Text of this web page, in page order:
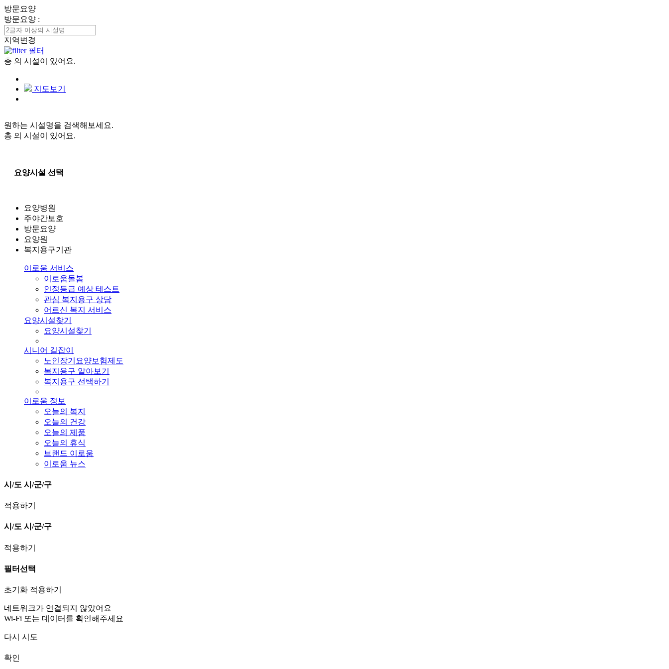
방문요양
방문요양 :
지역변경
필터
총 의 시설이 있어요.
지도보기
원하는 시설명을 검색해보세요.
총 의 시설이 있어요.
요양시설 선택
요양병원
주야간보호
방문요양
요양원
복지용구기관
이로움 서비스
이로움돌봄
인정등급 예상 테스트
관심 복지용구 상담
어르신 복지 서비스
요양시설찾기
요양시설찾기
시니어 길잡이
노인장기요양보험제도
복지용구 알아보기
복지용구 선택하기
이로움 정보
오늘의 복지
오늘의 건강
오늘의 제품
오늘의 휴식
브랜드 이로움
이로움 뉴스
시/도 시/군/구
적용하기
시/도 시/군/구
적용하기
필터선택
초기화 적용하기
네트워크가 연결되지 않았어요
Wi-Fi 또는 데이터를 확인해주세요
다시 시도
확인